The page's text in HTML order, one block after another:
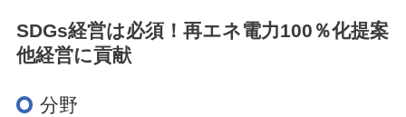
SDGs経営は必須！再エネ電力100％化提案
他経営に貢献
分野